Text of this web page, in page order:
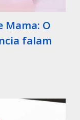
Mama: O
falam